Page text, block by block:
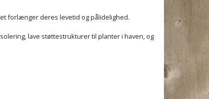
forlænger deres levetid og pålidelighed.
lave støttestrukturer til planter i haven, og